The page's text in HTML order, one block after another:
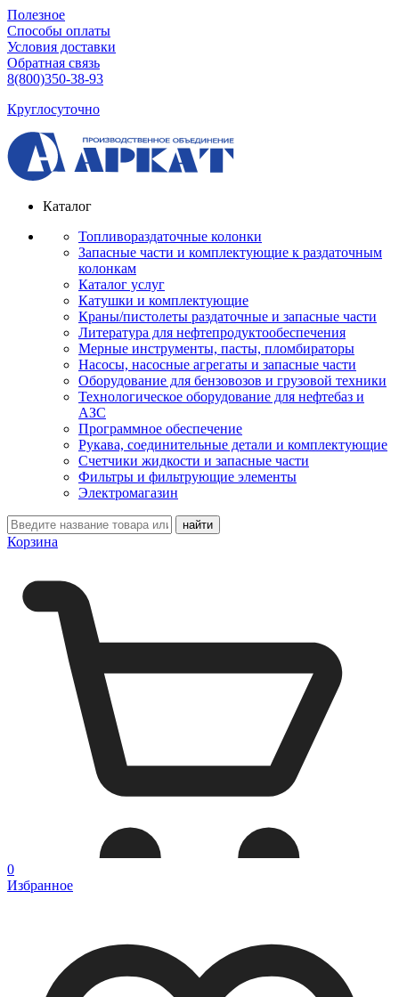
Полезное
Способы оплаты
Условия доставки
Обратная связь
8(800)350-38-93
Круглосуточно
Каталог
Топливораздаточные колонки
Запасные части и комплектующие к раздаточным
колонкам
Каталог услуг
Катушки и комплектующие
Краны/пистолеты раздаточные и запасные части
Литература для нефтепродуктообеспечения
Мерные инструменты, пасты, пломбираторы
Насосы, насосные агрегаты и запасные части
Оборудование для бензовозов и грузовой техники
Технологическое оборудование для нефтебаз и
АЗС
Программное обеспечение
Рукава, соединительные детали и комплектующие
Счетчики жидкости и запасные части
Фильтры и фильтрующие элементы
Электромагазин
Корзина
0
Избранное